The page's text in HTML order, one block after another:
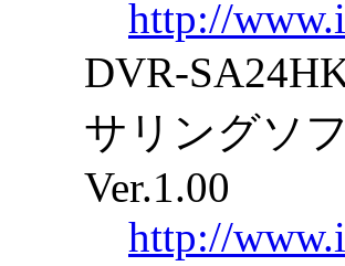
http://
DVR-
サリングソ
Ver.1.00
http://